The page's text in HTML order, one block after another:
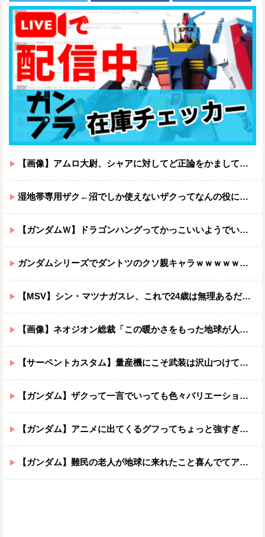
【画像】アムロ大尉、シャアに対してど正論をかましてしまうｗｗｗｗｗｗｗｗｗｗ
湿地帯専用ザク←沼でしか使えないザクってなんの役に立つ設定なんだ？
【ガンダムＷ】ドラゴンハングってかっこいいようでいて実は全然かっこよくないのでは？
ガンダムシリーズでダントツのクソ親キャラｗｗｗｗｗｗｗｗｗｗｗｗ
【MSV】シン・マツナガスレ、これで24歳は無理あるだろ…
【画像】ネオジオン総裁「この暖かさをもった地球が人間さえ破壊するんだ（汗だく）」
【サーペントカスタム】量産機にこそ武装は沢山つけてほしいよね
【ガンダム】ザクって一言でいっても色々バリエーションがあるよね
【ガンダム】アニメに出てくるグフってちょっと強すぎじゃない？
【ガンダム】難民の老人が地球に来れたこと喜んでてアレ？連邦もやってることヤバくない？ってなる